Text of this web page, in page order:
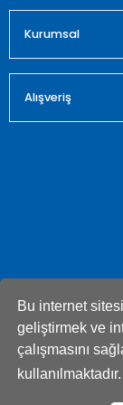
Bu internet
geliştirmek ve
çalışmasını
kullanılmaktadır.
Kurumsal
Alışveriş
Denizmar İç Dış